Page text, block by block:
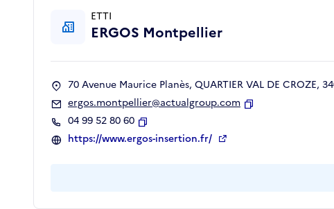
ETTI
ERGOS Montpellier
70 Avenue Maurice Planès, QUARTIER VAL DE CROZE,
ergos.montpellier@actualgroup.com
04 99 52 80 60
Copier
https://www.ergos-insertion.fr/